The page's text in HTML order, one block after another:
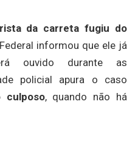
da carreta fugiu do
informou que ele já
ouvido durante as
policial apura o caso
culposo, quando não há